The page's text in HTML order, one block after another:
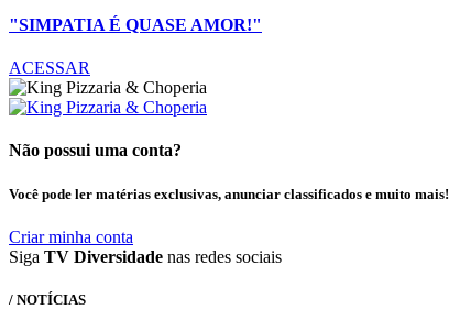
"SIMPATIA É QUASE AMOR!"
ACESSAR
Não possui uma conta?
Você pode ler matérias exclusivas, anunciar classificados e muito mais!
Criar minha conta
Siga TV Diversidade nas redes sociais
/ NOTÍCIAS